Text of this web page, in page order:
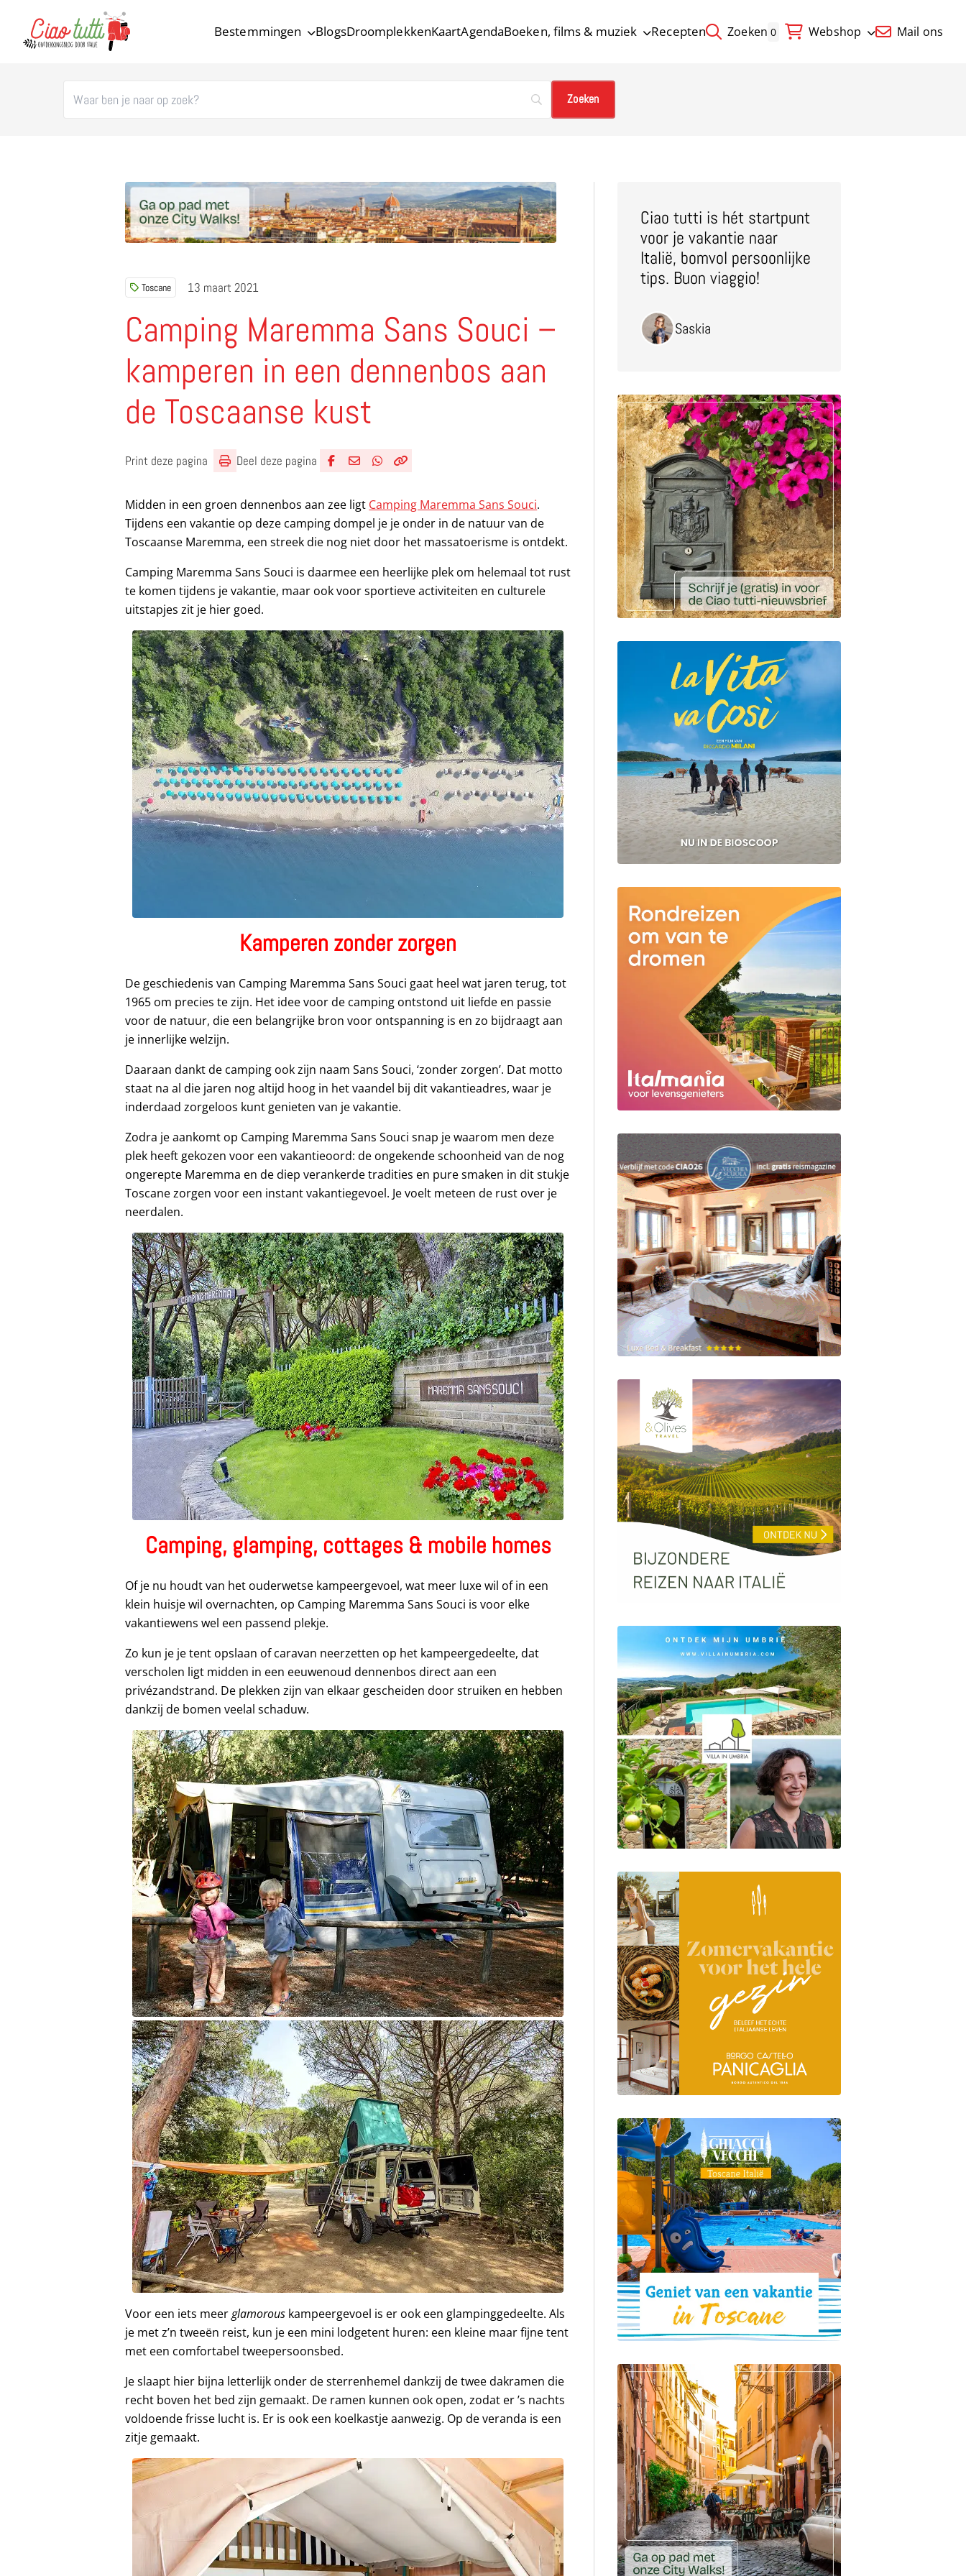
Bestemmingen BlogsDroomplekkenKaartAgendaBoeken, films & muziek Recepten Zoeken 0 Webshop Mail ons
Toscane 13 maart 2021
Camping Maremma Sans Souci –
kamperen in een dennenbos aan
de Toscaanse kust
Print deze pagina
Deel deze pagina
Midden in een groen dennenbos aan zee ligt Camping Maremma Sans Souci.
Tijdens een vakantie op deze camping dompel je je onder in de natuur van de
Toscaanse Maremma, een streek die nog niet door het massatoerisme is ontdekt.
Camping Maremma Sans Souci is daarmee een heerlijke plek om helemaal tot rust
te komen tijdens je vakantie, maar ook voor sportieve activiteiten en culturele
uitstapjes zit je hier goed.
Kamperen zonder zorgen
De geschiedenis van Camping Maremma Sans Souci gaat heel wat jaren terug, tot
1965 om precies te zijn. Het idee voor de camping ontstond uit liefde en passie
voor de natuur, die een belangrijke bron voor ontspanning is en zo bijdraagt aan
je innerlijke welzijn.
Daaraan dankt de camping ook zijn naam Sans Souci, ‘zonder zorgen’. Dat motto
staat na al die jaren nog altijd hoog in het vaandel bij dit vakantieadres, waar je
inderdaad zorgeloos kunt genieten van je vakantie.
Zodra je aankomt op Camping Maremma Sans Souci snap je waarom men deze
plek heeft gekozen voor een vakantieoord: de ongekende schoonheid van de nog
ongerepte Maremma en de diep verankerde tradities en pure smaken in dit stukje
Toscane zorgen voor een instant vakantiegevoel. Je voelt meteen de rust over je
neerdalen.
Camping, glamping, cottages & mobile homes
Of je nu houdt van het ouderwetse kampeergevoel, wat meer luxe wil of in een
klein huisje wil overnachten, op Camping Maremma Sans Souci is voor elke
vakantiewens wel een passend plekje.
Zo kun je je tent opslaan of caravan neerzetten op het kampeergedeelte, dat
verscholen ligt midden in een eeuwenoud dennenbos direct aan een
privézandstrand. De plekken zijn van elkaar gescheiden door struiken en hebben
dankzij de bomen veelal schaduw.
Voor een iets meerglamorous kampeergevoel is er ook een glampinggedeelte. Als
je met z’n tweeën reist, kun je een mini lodgetent huren: een kleine maar fijne tent
met een comfortabel tweepersoonsbed.
Je slaapt hier bijna letterlijk onder de sterrenhemel dankzij de twee dakramen die
recht boven het bed zijn gemaakt. De ramen kunnen ook open, zodat er ’s nachts
voldoende frisse lucht is. Er is ook een koelkastje aanwezig. Op de veranda is een
zitje gemaakt.
Ciao tutti is hét startpunt
voor je vakantie naar
Italië, bomvol persoonlijke
tips. Buon viaggio!
Saskia